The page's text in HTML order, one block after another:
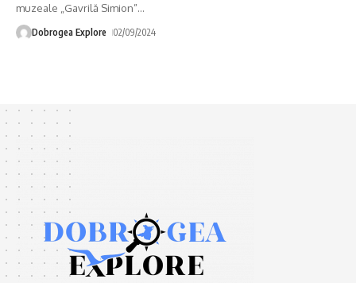
muzeale „Gavrilă Simion”…
Dobrogea Explore 02/09/2024